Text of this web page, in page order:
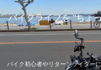
バイクライフを "ちょ
バイク初心者やリターンライダー